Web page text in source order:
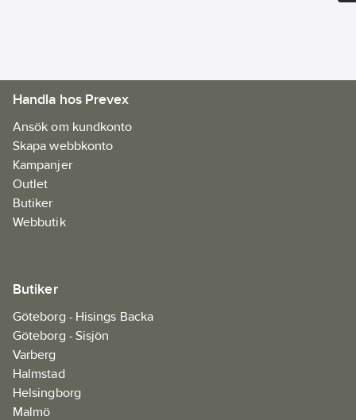
7340098929573
Materialklass
FAAA17
Handla hos Prevex
Ansök om kundkonto
Skapa webbkonto
Kampanjer
Outlet
Butiker
Webbutik
Butiker
Göteborg - Hisings Backa
Göteborg - Sisjön
Varberg
Halmstad
Helsingborg
Malmö